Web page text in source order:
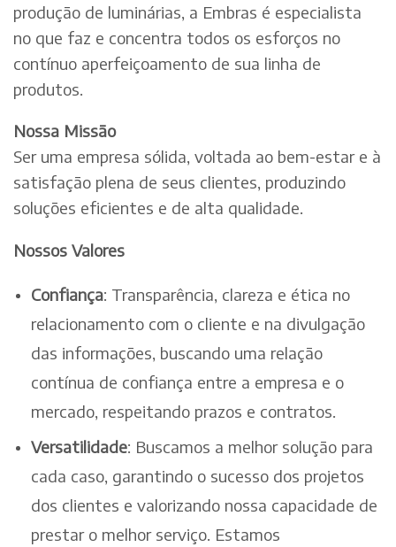
produção de luminárias, a Embras é especialista
no que faz e concentra todos os esforços no
contínuo aperfeiçoamento de sua linha de
produtos.
Nossa Missão
Ser uma empresa sólida, voltada ao bem-estar e à
satisfação plena de seus clientes, produzindo
soluções eficientes e de alta qualidade.
Nossos Valores
Confiança: Transparência, clareza e ética no
relacionamento com o cliente e na divulgação
das informações, buscando uma relação
contínua de confiança entre a empresa e o
mercado, respeitando prazos e contratos.
Versatilidade: Buscamos a melhor solução para
cada caso, garantindo o sucesso dos projetos
dos clientes e valorizando nossa capacidade de
prestar o melhor serviço. Estamos